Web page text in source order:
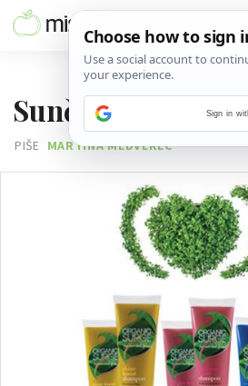
Sunčev sjaj u
PIŠE MARTINA MEDVEREC
Sign in